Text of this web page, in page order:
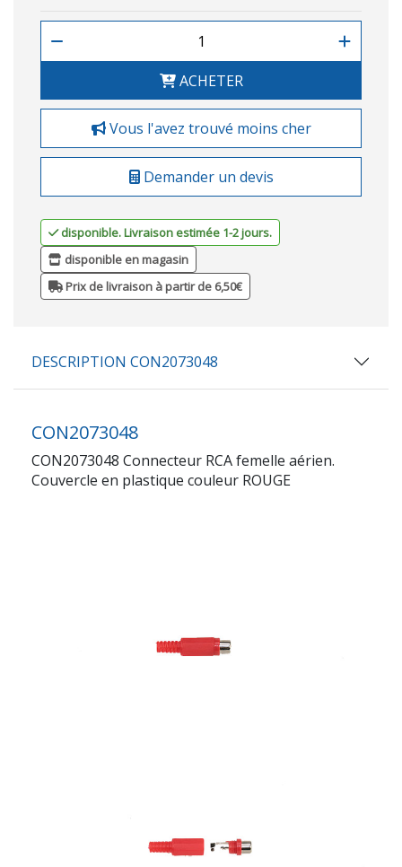
ACHETER
Vous l'avez trouvé moins cher
Demander un devis
disponible. Livraison estimée 1-2 jours.
disponible en magasin
Prix de livraison à partir de 6,50€
DESCRIPTION CON2073048
CON2073048
CON2073048 Connecteur RCA femelle aérien.
Couvercle en plastique couleur ROUGE